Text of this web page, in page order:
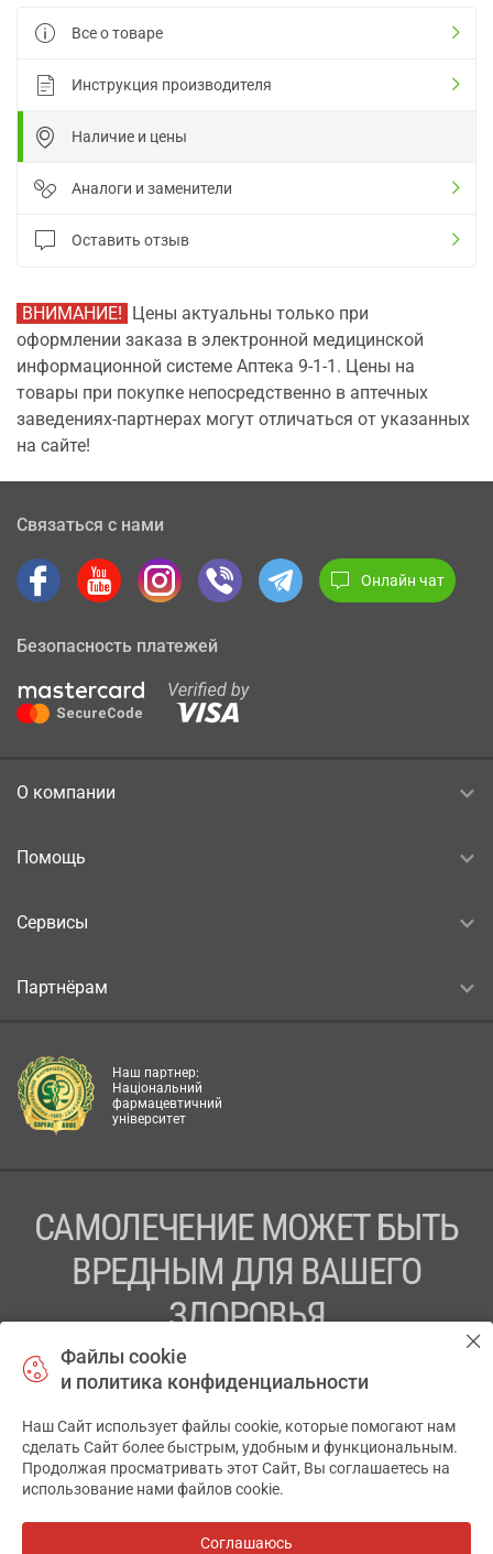
Все о товаре
Инструкция производителя
Наличие и цены
Аналоги и заменители
Оставить отзыв
ВНИМАНИЕ! Цены актуальны только при
оформлении заказа в электронной медицинской
информационной системе Аптека 9-1-1. Цены на
товары при покупке непосредственно в аптечных
заведениях-партнерах могут отличаться от указанных
на сайте!
Связаться с нами
Онлайн чат
Безопасность платежей
О компании
Помощь
Сервисы
Партнёрам
Наш партнер:
Національний
фармацевтичний
університет
САМОЛЕЧЕНИЕ МОЖЕТ БЫТЬ
ВРЕДНЫМ ДЛЯ ВАШЕГО
ЗДОРОВЬЯ
ПЕРЕД ПРИМЕНЕНИЕМ ПРЕПАРАТА
ПРОКОНСУЛЬТИРУЙТЕСЬ С ВРАЧОМ
ТОВ «АПТЕКА 911.ЮА» Код ЄДРПОУ 43631965.
Отказ от ответственности
АПТЕКА911.ЮА
Файлы cookie
и политика конфиденциальности
Наш Сайт использует файлы cookie, которые помогают нам
сделать Сайт более быстрым, удобным и функциональным.
Продолжая просматривать этот Сайт, Вы соглашаетесь на
использование нами файлов cookie.
Соглашаюсь
✕